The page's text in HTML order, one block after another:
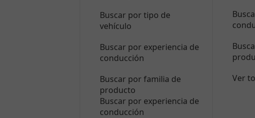
Buscar por tipo de
vehículo
Buscar por experiencia de
conducción
Buscar por familia de
producto
Buscar por experiencia de
conducción
Ver